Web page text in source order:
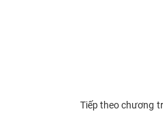
Tiếp theo chương